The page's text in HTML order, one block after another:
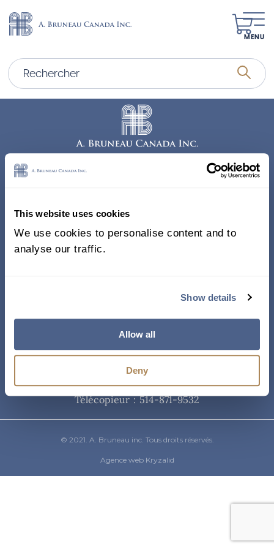
This website uses cookies
We use cookies to personalise content and to
analyse our traffic.
Show details
Allow all
Deny
MENU
338, Rue Saint-Antoine E.
Bureau 011, Montréal QC
H2Y 1A3 Canada
Téléphone
514-871-9821/ 1-800-361-8487
Télécopieur : 514-871-9532
© 2021. A. Bruneau inc. Tous droits réservés.
Agence web Kryzalid